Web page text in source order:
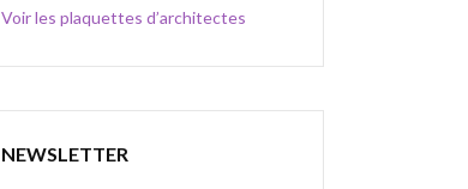
Voir les plaquettes d’architectes
NEWSLETTER